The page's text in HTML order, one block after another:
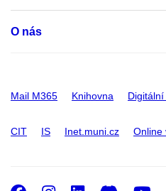
O nás
Mail M365 Knihovna
CIT IS Inet.muni.cz Online